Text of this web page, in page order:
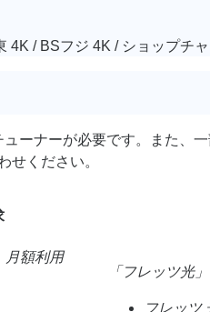
/ BSフジ 4K / ショップチ
ーナーが必要です。また、
せください。
月額利用
「フレッツ光
フレッツ